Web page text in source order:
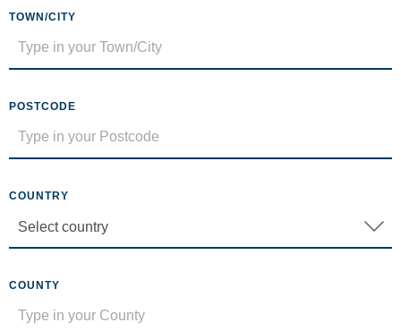
TOWN/CITY
POSTCODE
COUNTRY
COUNTY